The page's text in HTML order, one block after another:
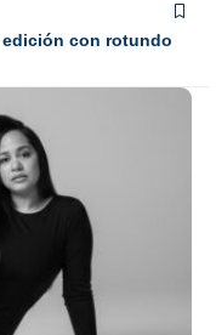
edición con rotundo